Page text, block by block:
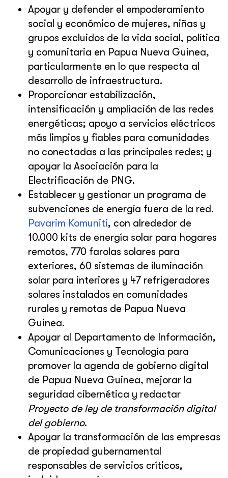
Apoyar y defender el empoderamiento
social y económico de mujeres, niñas y
grupos excluidos de la vida social, política
y comunitaria en Papua Nueva Guinea,
particularmente en lo que respecta al
desarrollo de infraestructura.
Proporcionar estabilización,
intensificación y ampliación de las redes
energéticas; apoyo a servicios eléctricos
más limpios y fiables para comunidades
no conectadas a las principales redes; y
apoyar la Asociación para la
Electrificación de PNG.
Establecer y gestionar un programa de
subvenciones de energía fuera de la red.
Pavarim Komuniti, con alrededor de
10.000 kits de energía solar para hogares
remotos, 770 farolas solares para
exteriores, 60 sistemas de iluminación
solar para interiores y 47 refrigeradores
solares instalados en comunidades
rurales y remotas de Papua Nueva
Guinea.
Apoyar al Departamento de Información,
Comunicaciones y Tecnología para
promover la agenda de gobierno digital
de Papua Nueva Guinea, mejorar la
seguridad cibernética y redactar
Proyecto de ley de transformación digital
del gobierno.
Apoyar la transformación de las empresas
de propiedad gubernamental
responsables de servicios críticos,